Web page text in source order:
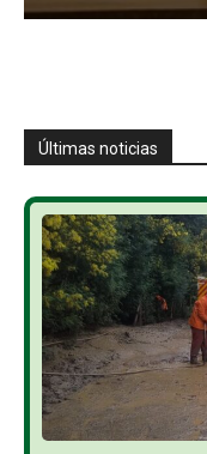
Últimas noticias